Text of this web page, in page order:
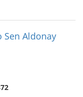
Sen Aldonay